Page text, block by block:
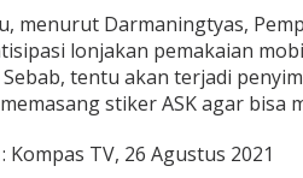
menurut Darmaningtyas,
lonjakan pemakaian
tentu akan terjadi
stiker ASK agar bisa
Kompas TV, 26 Agustus 2021